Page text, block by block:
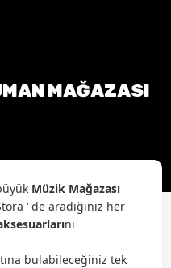
MAĞAZASI
Müzik Mağazası
‘ de aradığınız her
nı
bulabileceğiniz tek